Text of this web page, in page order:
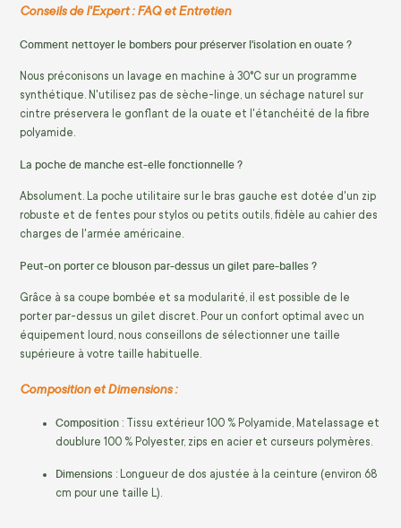
Conseils de l'Expert : FAQ et Entretien
Comment nettoyer le bombers pour préserver l'isolation en ouate ?
Nous préconisons un lavage en machine à 30°C sur un programme
synthétique. N'utilisez pas de sèche-linge, un séchage naturel sur
cintre préservera le gonflant de la ouate et l'étanchéité de la fibre
polyamide.
La poche de manche est-elle fonctionnelle ?
Absolument. La poche utilitaire sur le bras gauche est dotée d'un zip
robuste et de fentes pour stylos ou petits outils, fidèle au cahier des
charges de l'armée américaine.
Peut-on porter ce blouson par-dessus un gilet pare-balles ?
Grâce à sa coupe bombée et sa modularité, il est possible de le
porter par-dessus un gilet discret. Pour un confort optimal avec un
équipement lourd, nous conseillons de sélectionner une taille
supérieure à votre taille habituelle.
Composition et Dimensions :
Composition : Tissu extérieur 100 % Polyamide, Matelassage et
doublure 100 % Polyester, zips en acier et curseurs polymères.
Dimensions : Longueur de dos ajustée à la ceinture (environ 68
cm pour une taille L).